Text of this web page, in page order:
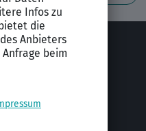
Berufsorientierung
Ausbildung
Jobprofile